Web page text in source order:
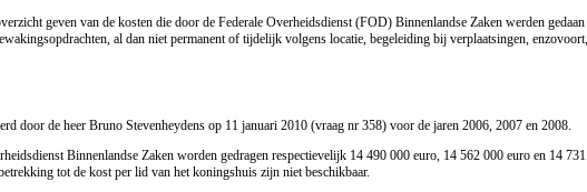
geven van de kosten die door de Federale Overheidsdienst (FOD) Binnenlandse Zaken werden
al dan niet permanent of tijdelijk volgens locatie, begeleiding bij verplaatsingen,
door de heer Bruno Stevenheydens op 11 januari 2010 (vraag nr 358) voor de jaren 2006, 2007 en 2008.
Binnenlandse Zaken worden gedragen respectievelijk 14 490 000 euro, 14 562 000 euro en 14
tot de kost per lid van het koningshuis zijn niet beschikbaar.